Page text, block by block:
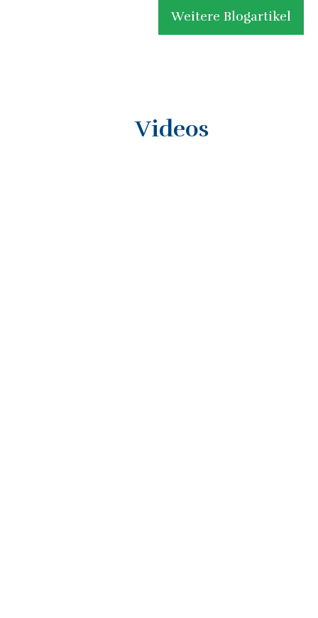
Weitere Blogartikel
Videos